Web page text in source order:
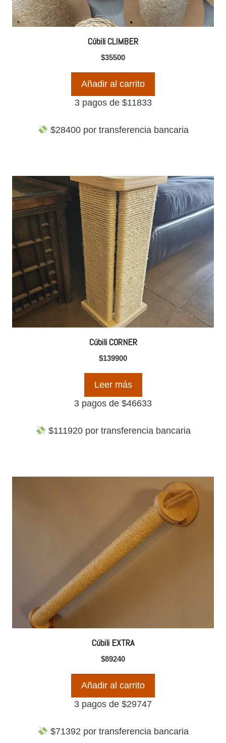
Cúbili CLIMBER
$35500
Añadir al carrito
3 pagos de $11833
$28400por transferencia bancaria
Cúbili CORNER
$139900
Leer más
3 pagos de $46633
$111920por transferencia bancaria
Cúbili EXTRA
$89240
Añadir al carrito
3 pagos de $29747
$71392 por transferencia bancaria